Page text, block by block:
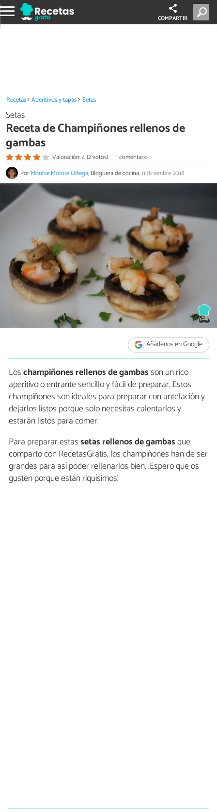
COMPARTIR
Recetas Aperitivos y tapas Setas
Setas
Receta de Champiñones rellenos de
gambas
Valoración: 4 (2 votos)
1 comentario
PorMontse Morote Ortega, Bloguera de cocina.11 diciembre 2018
Añádenos en Google
Loschampiñones rellenos de gambasson un rico
aperitivo o entrante sencillo y fácil de preparar. Estos
champiñones son ideales para preparar con antelación y
dejarlos listos porque solo necesitas calentarlos y
estarán listos para comer.
Para preparar estassetas rellenos de gambasque
comparto con RecetasGratis, los champiñones han de ser
grandes para así poder rellenarlos bien. ¡Espero que os
gusten porque están riquísimos!